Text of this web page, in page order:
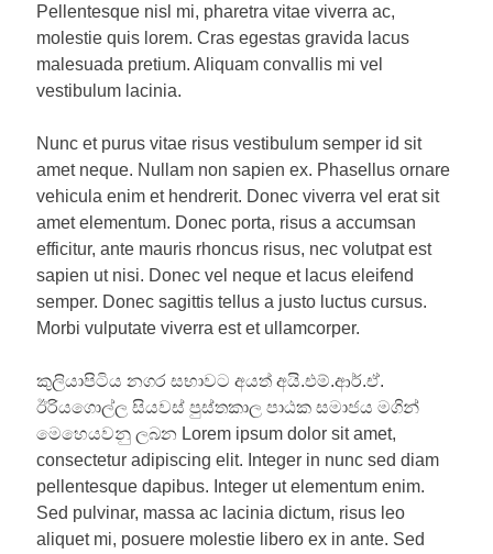
Pellentesque nisl mi, pharetra vitae viverra ac,
molestie quis lorem. Cras egestas gravida lacus
malesuada pretium. Aliquam convallis mi vel
vestibulum lacinia.
Nunc et purus vitae risus vestibulum semper id sit
amet neque. Nullam non sapien ex. Phasellus ornare
vehicula enim et hendrerit. Donec viverra vel erat sit
amet elementum. Donec porta, risus a accumsan
efficitur, ante mauris rhoncus risus, nec volutpat est
sapien ut nisi. Donec vel neque et lacus eleifend
semper. Donec sagittis tellus a justo luctus cursus.
Morbi vulputate viverra est et ullamcorper.
කුලියාපිටිය නගර සභාවට අයත් අයි.එම්.ආර්.ඒ.
ඊරියගොල්ල සියවස් පුස්තකාල පාඨක සමාජය මගින්
මෙහෙයවනු ලබන Lorem ipsum dolor sit amet,
consectetur adipiscing elit. Integer in nunc sed diam
pellentesque dapibus. Integer ut elementum enim.
Sed pulvinar, massa ac lacinia dictum, risus leo
aliquet mi, posuere molestie libero ex in ante. Sed